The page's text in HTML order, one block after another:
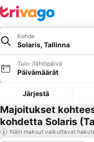
Kohde
Solaris, Tallinna
Tulo-/lähtöpäivä
Päivämäärät
Järjestä
Majoitukset
kohdetta Solaris
Näin maksut vaikuttavat